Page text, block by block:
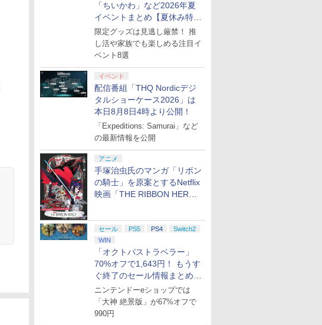
「ちいかわ」など2026年夏
イベントまとめ【夏休み特
集】
限定グッズは見逃し厳禁！ 推
し活や家族でも楽しめる注目イ
ベント8選
イベント
配信番組「THQ Nordicデジ
タルショーケース2026」は
本日8月8日4時より公開！
「Expeditions: Samurai」など
の最新情報を公開
アニメ
手塚治虫氏のマンガ「リボン
の騎士」を原案とするNetflix
映画「THE RIBBON HERO
セール PS5 PS4
Switch2
WIN
「オクトパストラベラー」
70%オフで1,643円！ もうす
ぐ終了のセール情報まとめ
【8月8日更新】
ニンテンドーeショップでは
「大神 絶景版」が67%オフで
990円